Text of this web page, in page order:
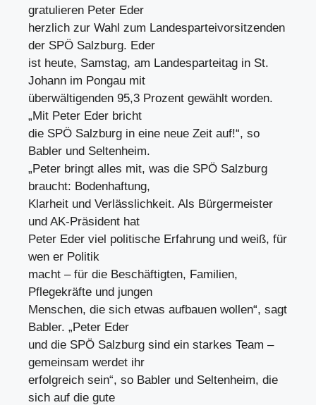
gratulieren Peter Eder
herzlich zur Wahl zum Landesparteivorsitzenden
der SPÖ Salzburg. Eder
ist heute, Samstag, am Landesparteitag in St.
Johann im Pongau mit
überwältigenden 95,3 Prozent gewählt worden.
„Mit Peter Eder bricht
die SPÖ Salzburg in eine neue Zeit auf!“, so
Babler und Seltenheim.
„Peter bringt alles mit, was die SPÖ Salzburg
braucht: Bodenhaftung,
Klarheit und Verlässlichkeit. Als Bürgermeister
und AK-Präsident hat
Peter Eder viel politische Erfahrung und weiß, für
wen er Politik
macht – für die Beschäftigten, Familien,
Pflegekräfte und jungen
Menschen, die sich etwas aufbauen wollen“, sagt
Babler. „Peter Eder
und die SPÖ Salzburg sind ein starkes Team –
gemeinsam werdet ihr
erfolgreich sein“, so Babler und Seltenheim, die
sich auf die gute